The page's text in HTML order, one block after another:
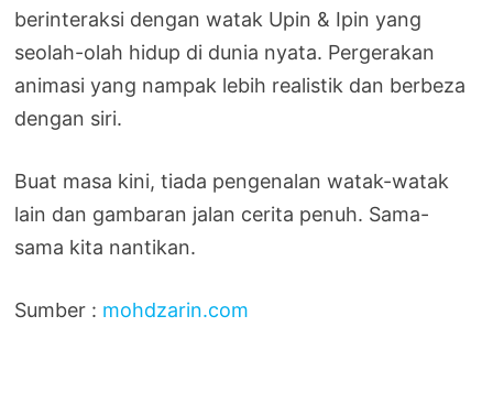
berinteraksi dengan watak Upin & Ipin yang
seolah-olah hidup di dunia nyata. Pergerakan
animasi yang nampak lebih realistik dan berbeza
dengan siri.
Buat masa kini, tiada pengenalan watak-watak
lain dan gambaran jalan cerita penuh. Sama-
sama kita nantikan.
Sumber : mohdzarin.com